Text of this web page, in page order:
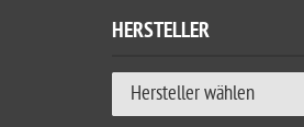
HERSTELLER
Hersteller wählen